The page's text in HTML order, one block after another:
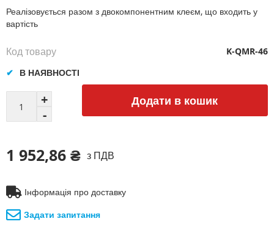
Реалізовується разом з двокомпонентним клеєм, що входить у
вартість
Додати в кошик
1 952,86 ₴ з ПДВ
В НАЯВНОСТІ
Код товару K-QMR-46
Інформація про доставку
Задати запитання